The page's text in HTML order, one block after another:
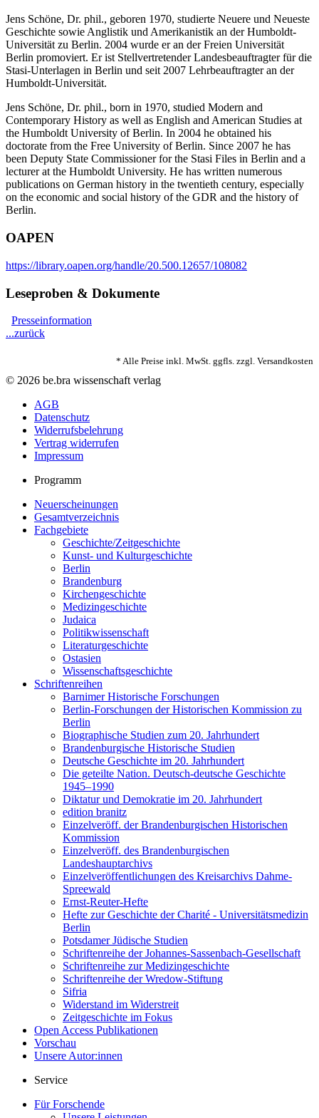
Jens Schöne, Dr. phil., geboren 1970, studierte Neuere und Neueste
Geschichte sowie Anglistik und Amerikanistik an der Humboldt-
Universität zu Berlin. 2004 wurde er an der Freien Universität
Berlin promoviert. Er ist Stellvertretender Landesbeauftragter für die
Stasi-Unterlagen in Berlin und seit 2007 Lehrbeauftragter an der
Humboldt-Universität.
Jens Schöne, Dr. phil., born in 1970, studied Modern and
Contemporary History as well as English and American Studies at
the Humboldt University of Berlin. In 2004 he obtained his
doctorate from the Free University of Berlin. Since 2007 he has
been Deputy State Commissioner for the Stasi Files in Berlin and a
lecturer at the Humboldt University. He has written numerous
publications on German history in the twentieth century, especially
on the economic and social history of the GDR and the history of
Berlin.
OAPEN
https://library.oapen.org/handle/20.500.12657/108082
Leseproben & Dokumente
Presseinformation
...zurück
* Alle Preise inkl. MwSt. ggfls. zzgl. Versandkosten
© 2026 be.bra wissenschaft verlag
AGB
Datenschutz
Widerrufsbelehrung
Vertrag widerrufen
Impressum
Programm
Neuerscheinungen
Gesamtverzeichnis
Fachgebiete
Geschichte/Zeitgeschichte
Kunst- und Kulturgeschichte
Berlin
Brandenburg
Kirchengeschichte
Medizingeschichte
Judaica
Politikwissenschaft
Literaturgeschichte
Ostasien
Wissenschaftsgeschichte
Schriftenreihen
Barnimer Historische Forschungen
Berlin-Forschungen der Historischen Kommission zu
Berlin
Biographische Studien zum 20. Jahrhundert
Brandenburgische Historische Studien
Deutsche Geschichte im 20. Jahrhundert
Die geteilte Nation. Deutsch-deutsche Geschichte
1945–1990
Diktatur und Demokratie im 20. Jahrhundert
edition branitz
Einzelveröff. der Brandenburgischen Historischen
Kommission
Einzelveröff. des Brandenburgischen
Landeshauptarchivs
Einzelveröffentlichungen des Kreisarchivs Dahme-
Spreewald
Ernst-Reuter-Hefte
Hefte zur Geschichte der Charité - Universitätsmedizin
Berlin
Potsdamer Jüdische Studien
Schriftenreihe der Johannes-Sassenbach-Gesellschaft
Schriftenreihe zur Medizingeschichte
Schriftenreihe der Wredow-Stiftung
Sifria
Widerstand im Widerstreit
Zeitgeschichte im Fokus
Open Access Publikationen
Vorschau
Unsere Autor:innen
Service
Für Forschende